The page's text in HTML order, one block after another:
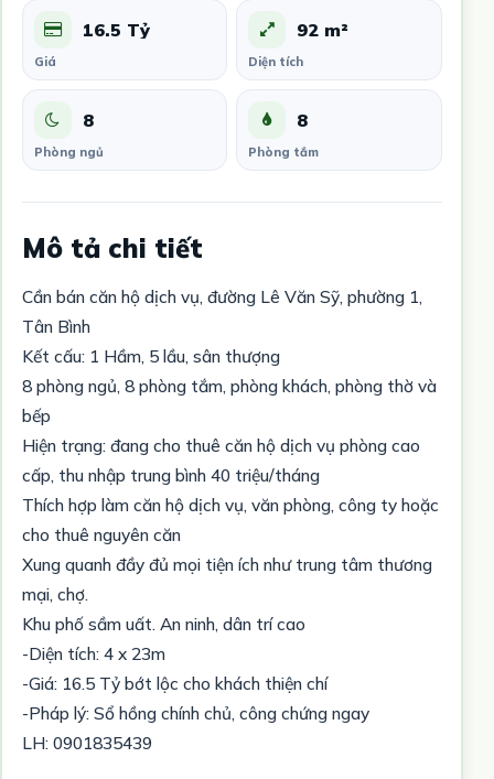
16.5 Tỷ
Giá
92 m²
Diện tích
8
Phòng ngủ
8
Phòng tắm
Mô tả chi tiết
Cần bán căn hộ dịch vụ, đường Lê Văn Sỹ, phường 1,
Tân Bình
Kết cấu: 1 Hầm, 5 lầu, sân thượng
8 phòng ngủ, 8 phòng tắm, phòng khách, phòng thờ và
bếp
Hiện trạng: đang cho thuê căn hộ dịch vụ phòng cao
cấp, thu nhập trung bình 40 triệu/tháng
Thích hợp làm căn hộ dịch vụ, văn phòng, công ty hoặc
cho thuê nguyên căn
Xung quanh đầy đủ mọi tiện ích như trung tâm thương
mại, chợ.
Khu phố sầm uất. An ninh, dân trí cao
-Diện tích: 4 x 23m
-Giá: 16.5 Tỷ bớt lộc cho khách thiện chí
-Pháp lý: Sổ hồng chính chủ, công chứng ngay
LH: 0901835439